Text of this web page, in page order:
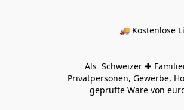
🚚 Kostenlose
Als  Schweizer ✚
Privatpersonen, Gewerbe,
geprüfte Ware von